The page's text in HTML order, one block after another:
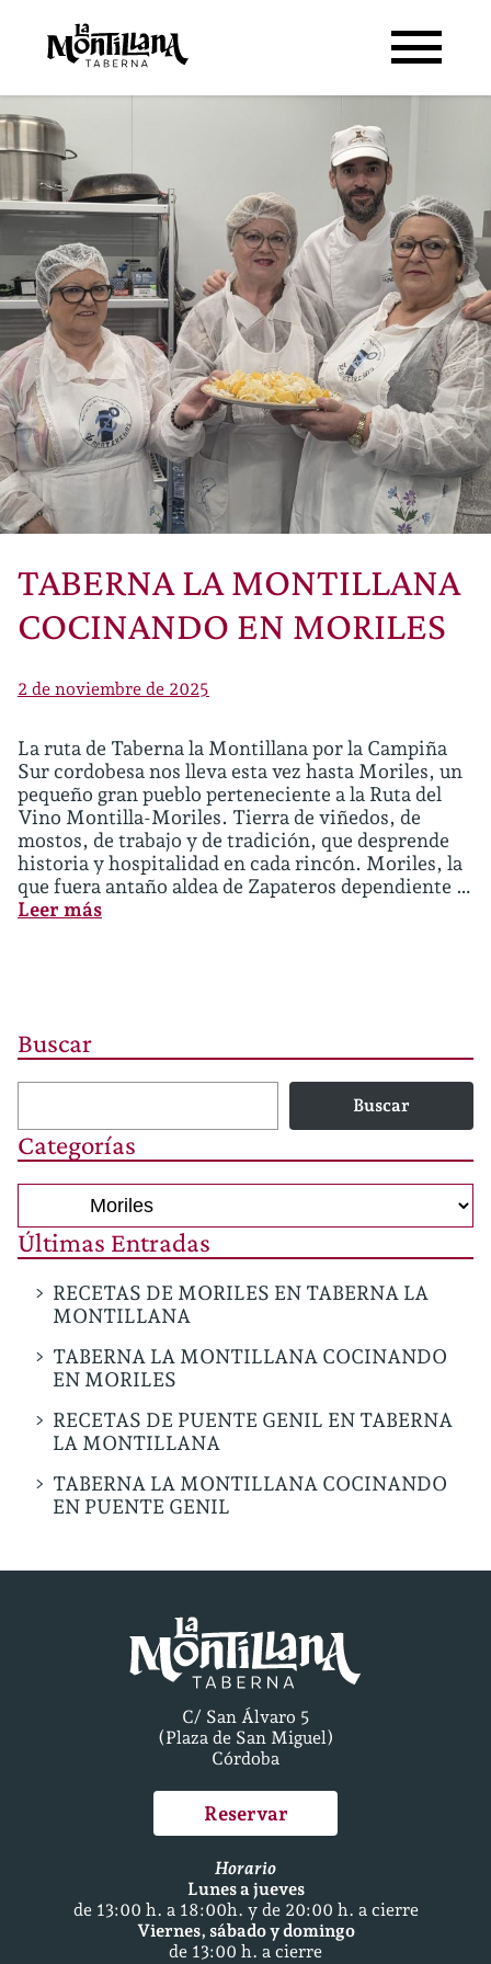
TABERNA LA MONTILLANA
COCINANDO EN MORILES
2 de noviembre de 2025
La ruta de Taberna la Montillana por la Campiña
Sur cordobesa nos lleva esta vez hasta Moriles, un
pequeño gran pueblo perteneciente a la Ruta del
Vino Montilla-Moriles. Tierra de viñedos, de
mostos, de trabajo y de tradición, que desprende
historia y hospitalidad en cada rincón. Moriles, la
que fuera antaño aldea de Zapateros dependiente …
Leer más
Buscar
Buscar
Categorías
Categorías
Últimas Entradas
RECETAS DE MORILES EN TABERNA LA
MONTILLANA
TABERNA LA MONTILLANA COCINANDO
EN MORILES
RECETAS DE PUENTE GENIL EN TABERNA
LA MONTILLANA
TABERNA LA MONTILLANA COCINANDO
EN PUENTE GENIL
C/ San Álvaro 5
(Plaza de San Miguel)
Córdoba
Reservar
Horario
Lunes a jueves
de 13:00 h. a 18:00h. y de 20:00 h. a cierre
Viernes, sábado y domingo
de 13:00 h. a cierre